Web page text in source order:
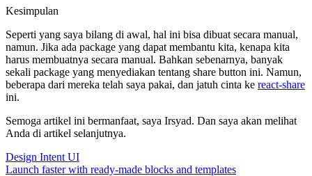
Kesimpulan
Seperti yang saya bilang di awal, hal ini bisa dibuat secara manual,
namun. Jika ada package yang dapat membantu kita, kenapa kita
harus membuatnya secara manual. Bahkan sebenarnya, banyak
sekali package yang menyediakan tentang share button ini. Namun,
beberapa dari mereka telah saya pakai, dan jatuh cinta ke react-share
ini.
Semoga artikel ini bermanfaat, saya Irsyad. Dan saya akan melihat
Anda di artikel selanjutnya.
Design Intent UI
Launch faster with ready-made blocks and templates